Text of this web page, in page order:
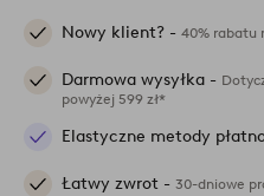
Nowy klient? - 40% rabatu
Darmowa wysyłka -
powyżej 599 zł*
Elastyczne metody
Łatwy zwrot - 30-dniowe